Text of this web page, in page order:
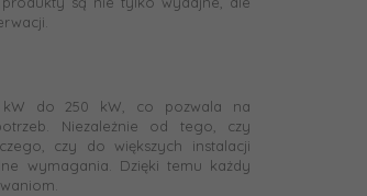
do 250 kW, co pozwala na
Niezależnie od tego, czy
czy do większych instalacji
wymagania. Dzięki temu każdy